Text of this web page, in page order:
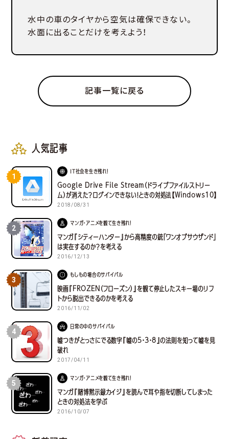
水中の車のタイヤから空気は確保できない。
水面に出ることだけを考えよう！
記事一覧に戻る
人気記事
1
IT社会を生き残れ！
Google Drive File Stream（ドライブファイルストリー
ム）が消えた？ログインできない！ときの対処法【Windows10】
2018/08/31
2
マンガ・アニメを観て生き残れ！
マンガ『シティーハンター』から高精度の銃「ワンオブサウザンド」
は実在するのか？を考える
2016/12/13
3
もしもの場合のサバイバル
映画『FROZEN（フローズン）』を観て停止したスキー場のリフ
トから脱出できるのかを考える
2016/11/02
4
日常の中のサバイバル
嘘つきがとっさにでる数字『嘘の5・3・8』の法則を知って嘘を見
破れ
2017/04/11
5
マンガ・アニメを観て生き残れ！
マンガ『賭博黙示録カイジ』を読んで耳や指を切断してしまった
ときの対処法を学ぶ
2016/10/07